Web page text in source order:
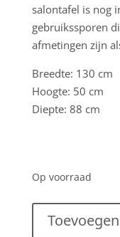
salontafel is nog
gebruikssporen
afmetingen zijn
Breedte: 130 cm
Hoogte: 50 cm
Diepte: 88 cm
Op voorraad
Deense